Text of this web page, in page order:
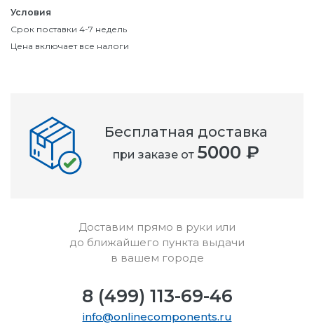
Условия
Срок поставки 4-7 недель
Цена включает все налоги
Бесплатная доставка
при заказе от 5000 ₽
Доставим прямо в руки или
до ближайшего пункта выдачи
в вашем городе
8 (499) 113-69-46
info@onlinecomponents.ru